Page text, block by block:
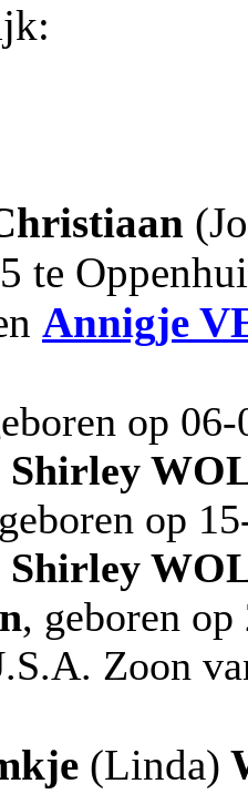
te
Annigje
op
Shirley
op
Shirley
, geboren
Zoon
(Linda)